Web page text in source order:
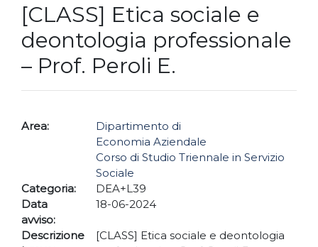
[CLASS] Etica sociale e
deontologia professionale
– Prof. Peroli E.
Area:
Dipartimento di
Economia Aziendale
Corso di Studio Triennale in Servizio
Sociale
Categoria:
DEA+L39
Data
avviso:
18-06-2024
Descrizione
[CLASS] Etica sociale e deontologia